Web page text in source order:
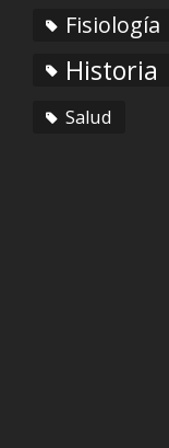
Fisiología
Historia
Salud